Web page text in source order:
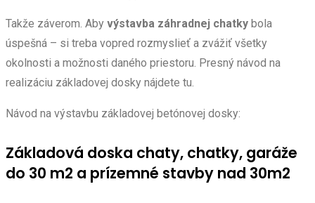
Takže záverom. Aby výstavba záhradnej chatky bola
úspešná – si treba vopred rozmyslieť a zvážiť všetky
okolnosti a možnosti daného priestoru. Presný návod na
realizáciu základovej dosky nájdete tu.
Návod na výstavbu základovej betónovej dosky:
Základová doska chaty, chatky, garáže
do 30 m2 a prízemné stavby nad 30m2